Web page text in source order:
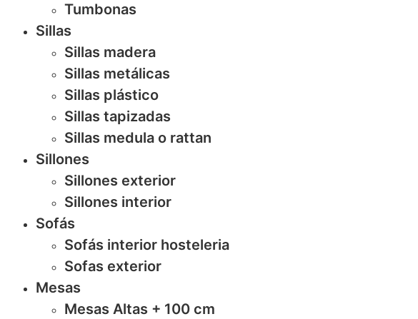
Tumbonas
Sillas
Sillas madera
Sillas metálicas
Sillas plástico
Sillas tapizadas
Sillas medula o rattan
Sillones
Sillones exterior
Sillones interior
Sofás
Sofás interior hosteleria
Sofas exterior
Mesas
Mesas Altas + 100 cm